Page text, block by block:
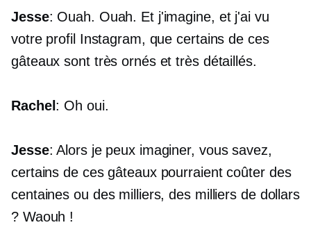
Jesse: Ouah. Ouah. Et j'imagine, et j'ai vu
votre profil Instagram, que certains de ces
gâteaux sont très ornés et très détaillés.
Rachel : Oh oui.
Jesse: Alors je peux imaginer, vous savez,
certains de ces gâteaux pourraient coûter des
centaines ou des milliers, des milliers de dollars
? Waouh !